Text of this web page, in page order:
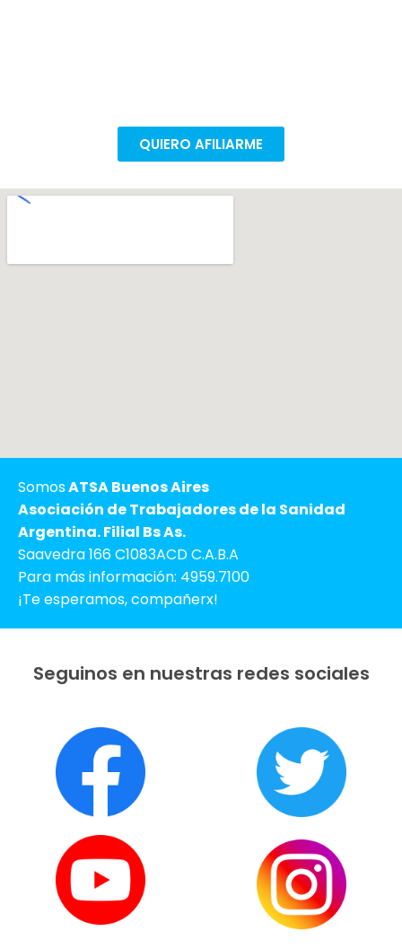
QUIERO AFILIARME
SomosATSA Buenos Aires
Asociación de Trabajadores de la Sanidad
Argentina. Filial Bs As.
Saavedra 166 C1083ACD C.A.B.A
Para más información: 4959.7100
¡Te esperamos, compañerx!
Seguinos en nuestras redes sociales